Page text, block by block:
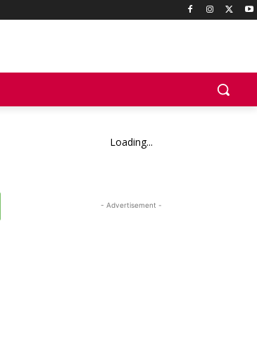
Loading...
- Advertisement -